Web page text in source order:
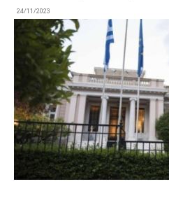
24/11/2023